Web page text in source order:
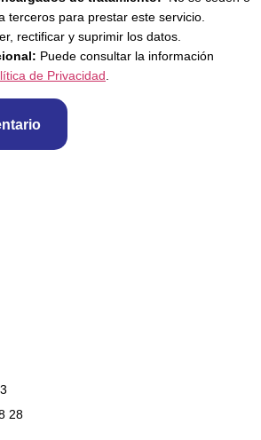
terceros para prestar este servicio.
rectificar y suprimir los datos.
Puede consultar la información
de Privacidad.
28